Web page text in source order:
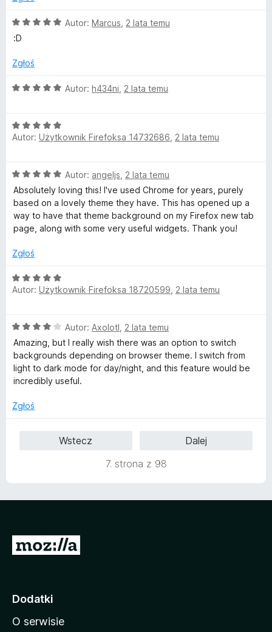
:
5
5
O
c
n
:
5
Autor: Marcus 2 lata temu
:D
Zgłoś
O
n
a
/
5
Autor: h434ni 2 lata temu
O
c
a
5
/
5
Autor: Użytkownik Firefoksa 14732686 2 lata temu
O
c
e
n
a
5
5
Autor: angeljs 2 lata temu
Absolutely loving this! I've used Chrome for years, purely
based on a lovely theme they have. This has opened up a
way to have that theme background on my Firefox new tab
page, along with some very useful widgets. Thank you!
Zgłoś
O
c
a
5
/
5
Autor: Użytkownik Firefoksa 18720599 2 lata temu
O
c
e
n
a
4
Autor: Axolotl 2 lata temu
Amazing, but I really wish there was an option to switch
backgrounds depending on browser theme. I switch from
light to dark mode for day/night, and this feature would be
incredibly useful.
Zgłoś
Wstecz
Dalej
7. strona z 98
S
o
a
Dodatki
O serwisie